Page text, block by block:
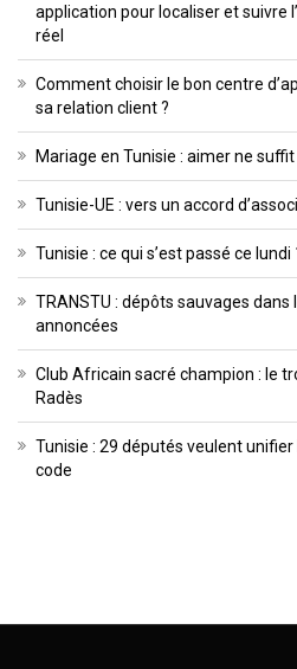
application pour localiser et suivre
réel
Comment choisir le bon centre
sa relation client ?
Mariage en Tunisie : aimer ne
Tunisie-UE : vers un accord
Tunisie : ce qui s’est passé ce
TRANSTU : dépôts sauvages
annoncées
Club Africain sacré champion : le
Radès
Tunisie : 29 députés veulent
code